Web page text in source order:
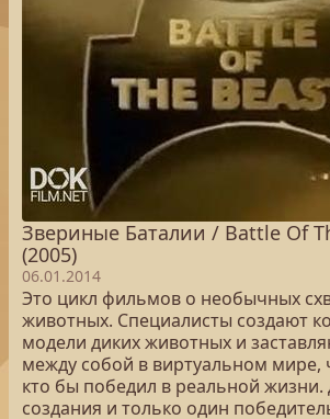
Звериные Баталии / Battle Of
(2005)
06.01.2014
Это цикл фильмов о необычных
животных. Специалисты создают
модели диких животных и
между собой в виртуальном мире,
кто бы победил в реальной жизни.
создания и только один